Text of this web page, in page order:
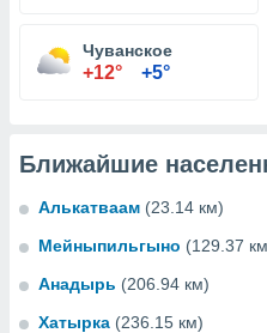
Чуванское
+12° +5°
Ближайшие
Алькатваам (23.14 км)
Мейныпильгыно (129.37
Анадырь (206.94 км)
Хатырка (236.15 км)